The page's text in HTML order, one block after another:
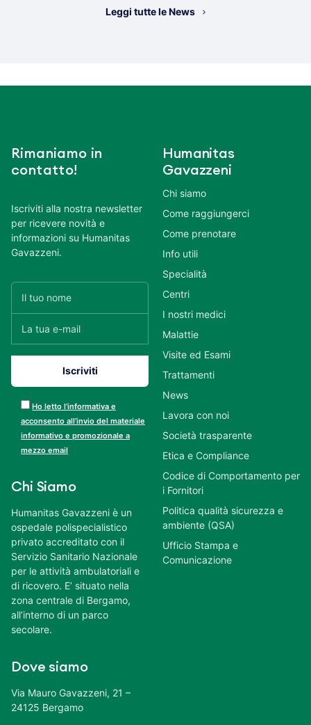
Leggi tutte le News
Rimaniamo in
contatto!
Iscriviti alla nostra newsletter
per ricevere novità e
informazioni su Humanitas
Gavazzeni.
Ho letto l’informativa e
acconsento all’invio del materiale
informativo e promozionale a
mezzo email
Chi Siamo
Humanitas Gavazzeni è un
ospedale polispecialistico
privato accreditato con il
Servizio Sanitario Nazionale
per le attività ambulatoriali e
di ricovero. E’ situato nella
zona centrale di Bergamo,
all’interno di un parco
secolare.
Dove siamo
Via Mauro Gavazzeni, 21 –
24125 Bergamo
Humanitas
Gavazzeni
Chi siamo
Come raggiungerci
Come prenotare
Info utili
Specialità
Centri
I nostri medici
Malattie
Visite ed Esami
Trattamenti
News
Lavora con noi
Società trasparente
Etica e Compliance
Codice di Comportamento per
i Fornitori
Politica qualità sicurezza e
ambiente (QSA)
Ufficio Stampa e
Comunicazione